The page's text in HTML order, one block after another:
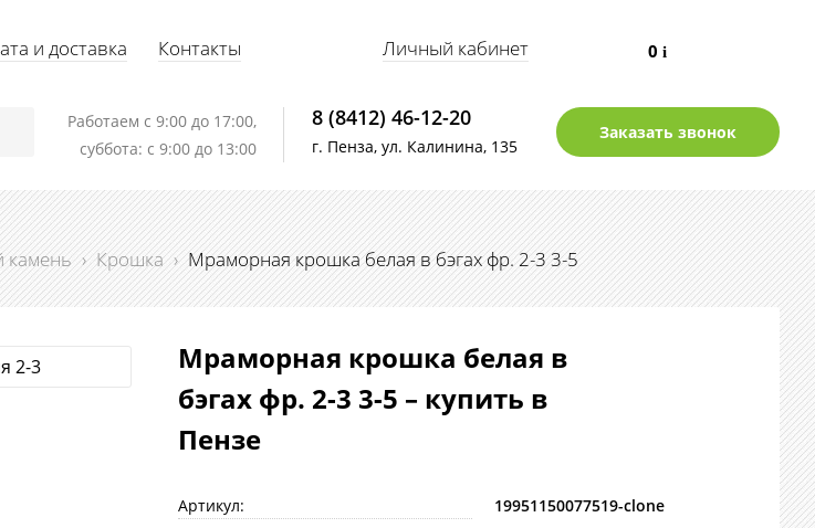
и доставка Контакты Личный кабинет 0i
Работаем c 9:00 до 17:00,
суббота: с 9:00 до 13:00
8 (8412) 46-12-20
г. Пенза, ул. Калинина, 135
Заказать звонок
камень › Крошка › Мраморная крошка белая в бэгах фр. 2-3 3-5
Мраморная крошка белая в
бэгах фр. 2-3 3-5 – купить в
Пензе
Артикул:
19951150077519-clone